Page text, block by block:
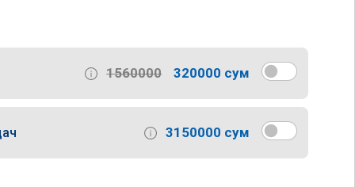
1560000 320000 сум
3150000 сум